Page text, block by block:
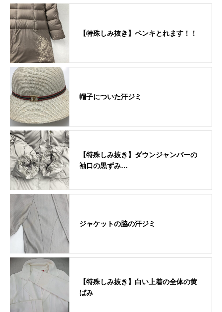
【特殊しみ抜き】ペンキとれます！！
帽子についた汗ジミ
【特殊しみ抜き】ダウンジャンバーの
袖口の黒ずみ…
ジャケットの脇の汗ジミ
【特殊しみ抜き】白い上着の全体の黄
ばみ